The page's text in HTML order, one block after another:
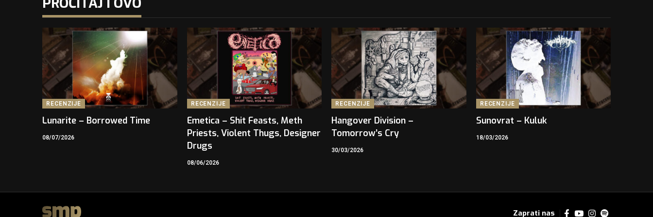
RECENZIJE
Lunarite – Borrowed Time
08/07/2026
RECENZIJE
Emetica – Shit Feasts, Meth
Priests, Violent Thugs, Designer
Drugs
08/06/2026
RECENZIJE
Hangover Division –
Tomorrow’s Cry
30/03/2026
RECENZIJE
Sunovrat – Kuluk
18/03/2026
Zaprati nas